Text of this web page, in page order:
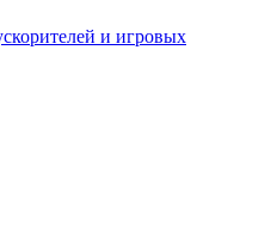
и игровых